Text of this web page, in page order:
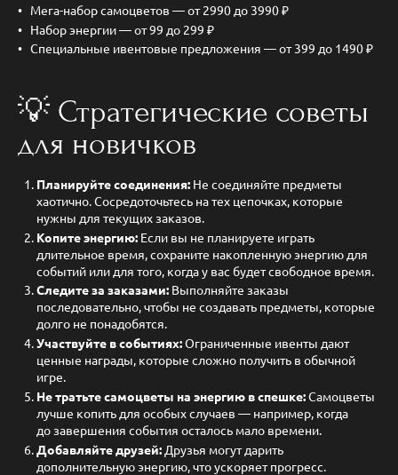
Мега-набор самоцветов — от 2990 до 3990 ₽
Набор энергии — от 99 до 299 ₽
Специальные ивентовые предложения — от 399 до 1490 ₽
💡 Стратегические советы
для новичков
Планируйте соединения: Не соединяйте предметы
хаотично. Сосредоточьтесь на тех цепочках, которые
нужны для текущих заказов.
Копите энергию: Если вы не планируете играть
длительное время, сохраните накопленную энергию для
событий или для того, когда у вас будет свободное время.
Следите за заказами: Выполняйте заказы
последовательно, чтобы не создавать предметы, которые
долго не понадобятся.
Участвуйте в событиях:Ограниченные ивенты дают
ценные награды, которые сложно получить в обычной
игре.
Не тратьте самоцветы на энергию в спешке:Самоцветы
лучше копить для особых случаев — например, когда
до завершения события осталось мало времени.
Добавляйте друзей: Друзья могут дарить
дополнительную энергию, что ускоряет прогресс.